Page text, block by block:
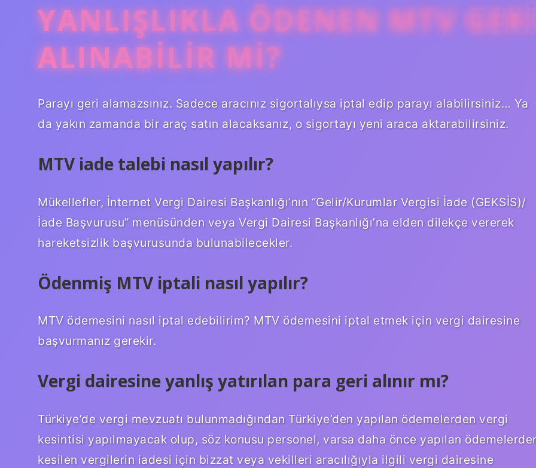
YANLIŞLIKLA ÖDENEN MTV
ALINABILIR MI?
Parayı geri alamazsınız. Sadece aracınız sigortalıysa iptal edip parayı alabilirsiniz… Ya
da yakın zamanda bir araç satın alacaksanız, o sigortayı yeni araca aktarabilirsiniz.
MTV iade talebi nasıl yapılır?
Mükellefler, İnternet Vergi Dairesi Başkanlığı’nın “Gelir/Kurumlar Vergisi İade (GEKSİS)/
İade Başvurusu” menüsünden veya Vergi Dairesi Başkanlığı’na elden dilekçe vererek
hareketsizlik başvurusunda bulunabilecekler.
Ödenmiş MTV iptali nasıl yapılır?
MTV ödemesini nasıl iptal edebilirim? MTV ödemesini iptal etmek için vergi dairesine
başvurmanız gerekir.
Vergi dairesine yanlış yatırılan para geri alınır mı?
Türkiye’de vergi mevzuatı bulunmadığından Türkiye’den yapılan ödemelerden vergi
kesintisi yapılmayacak olup, söz konusu personel, varsa daha önce yapılan
kesilen vergilerin iadesi için bizzat veya vekilleri aracılığıyla ilgili vergi dairesine